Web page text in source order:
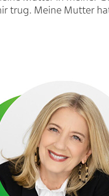
trug. Meine Mutter